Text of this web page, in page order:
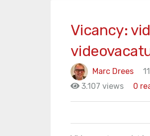
Vicancy:
Marc Drees
3.107 views
0